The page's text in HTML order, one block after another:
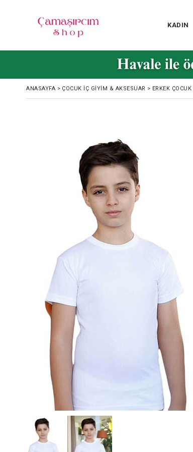
KADIN
ANASAYFA > ÇOCUK İÇ GIYIM & AKSESUAR > ERKEK ÇOCUK